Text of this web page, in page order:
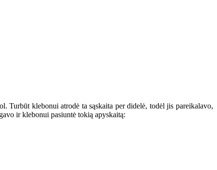
klebonui atrodė ta sąskaita per didelė, todėl jis pareikalavo,
ir klebonui pasiuntė tokią apyskaitą: